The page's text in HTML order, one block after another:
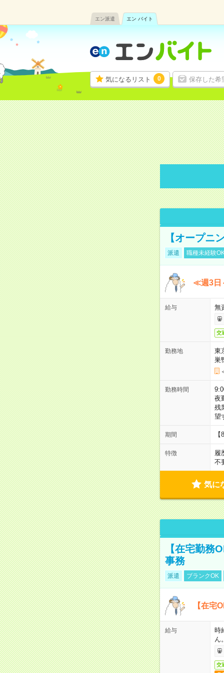
エン派遣 エン バイト
気になるリスト 0 保存した希
【オープニ
派遣 職種未経験
≪週3日
給与 無
交
勤務地
東
巣
勤務時間
夜
残
望
期間
特徴
履
不
気に
【在宅勤務
事務
派遣 ブランクOK
【在宅
給与
時
ん
交